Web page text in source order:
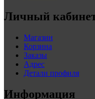
Личный
Магазин
Корзина
Заказы
Адрес
Детали профиля
Информация